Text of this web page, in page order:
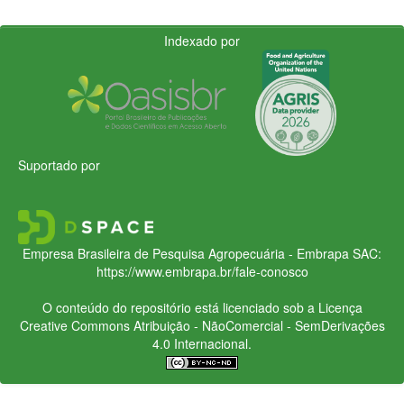
Indexado por
Suportado por
Empresa Brasileira de Pesquisa Agropecuária - Embrapa SAC:
https://www.embrapa.br/fale-conosco
O conteúdo do repositório está licenciado sob a Licença
Creative CommonsAtribuição - NãoComercial - SemDerivações
4.0 Internacional.